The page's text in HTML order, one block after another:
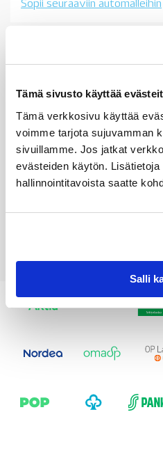
Tämä sivusto käyttää
Tämä verkkosivu käyttää
voimme tarjota sujuvamman
sivuillamme. Jos jatkat
evästeiden käytön.
hallinnointitavoista saatte
Salli
määrä
Sopii seuraaviin automalleihin
6112 6 944 536
6944536
61126989782
6112 6 989 782
6989782